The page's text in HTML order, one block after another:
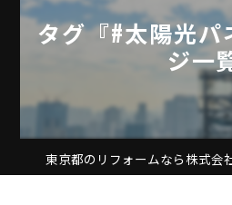
タグ『#太陽光
ジ一